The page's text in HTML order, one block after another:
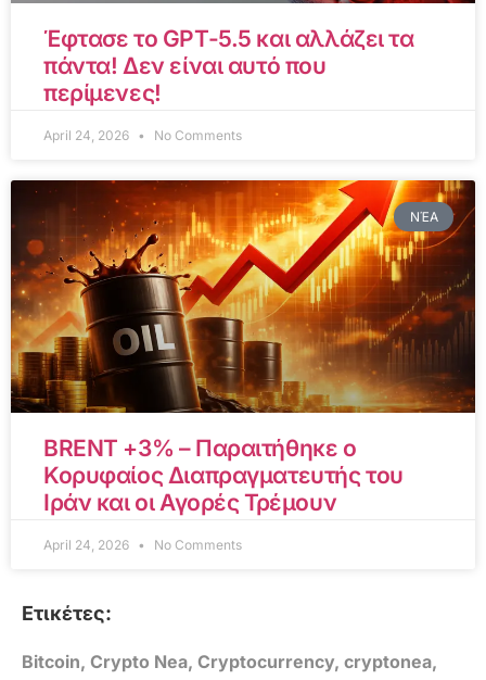
Έφτασε το GPT-5.5 και αλλάζει τα
πάντα! Δεν είναι αυτό που
περίμενες!
April 24, 2026 No Comments
ΝΈΑ
BRENT +3% – Παραιτήθηκε ο
Κορυφαίος Διαπραγματευτής του
Ιράν και οι Αγορές Τρέμουν
April 24, 2026 No Comments
Ετικέτες:
Bitcoin, Crypto Nea, Cryptocurrency, cryptonea,